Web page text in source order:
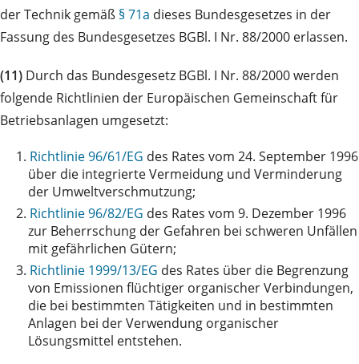
der Technik gemäß § 71a dieses Bundesgesetzes in der
Fassung des Bundesgesetzes BGBl. I Nr. 88/2000 erlassen.
(11) Durch das Bundesgesetz BGBl. I Nr. 88/2000 werden
folgende Richtlinien der Europäischen Gemeinschaft für
Betriebsanlagen umgesetzt:
1. Richtlinie 96/61/EG des Rates vom 24. September 1996
über die integrierte Vermeidung und Verminderung
der Umweltverschmutzung;
2. Richtlinie 96/82/EG des Rates vom 9. Dezember 1996
zur Beherrschung der Gefahren bei schweren Unfällen
mit gefährlichen Gütern;
3. Richtlinie 1999/13/EG des Rates über die Begrenzung
von Emissionen flüchtiger organischer Verbindungen,
die bei bestimmten Tätigkeiten und in bestimmten
Anlagen bei der Verwendung organischer
Lösungsmittel entstehen.